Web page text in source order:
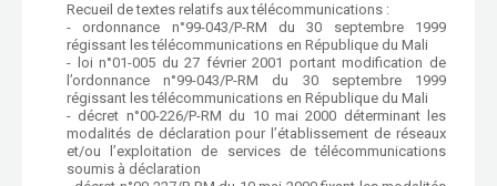
Recueil de textes relatifs aux télécommunications :
- ordonnance n°99-043/P-RM du 30 septembre 1999
régissant les télécommunications en République du Mali
- loi n°01-005 du 27 février 2001 portant modification de
l’ordonnance n°99-043/P-RM du 30 septembre 1999
régissant les télécommunications en République du Mali
- décret n°00-226/P-RM du 10 mai 2000 déterminant les
modalités de déclaration pour l’établissement de réseaux
et/ou l’exploitation de services de télécommunications
soumis à déclaration